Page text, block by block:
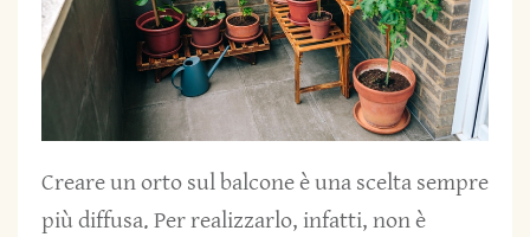
Creare un orto sul balcone è una scelta sempre
più diffusa. Per realizzarlo, infatti, non è